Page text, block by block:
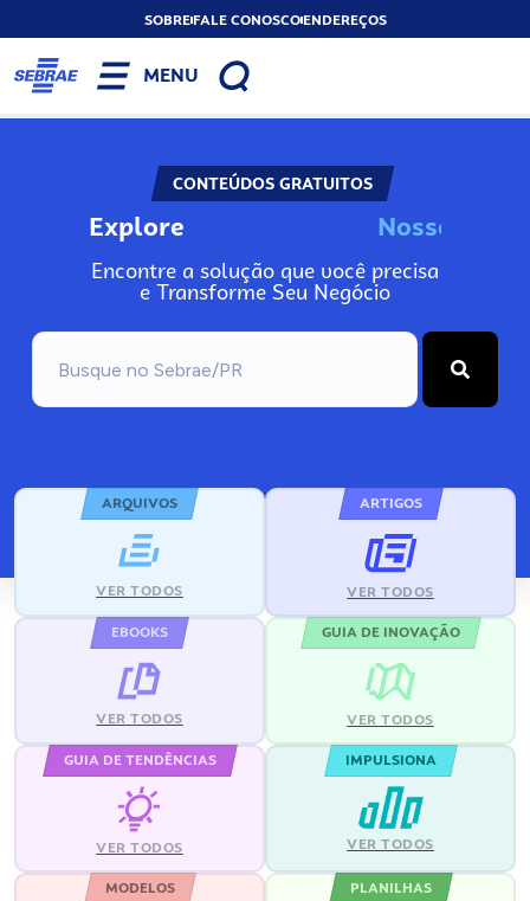
SOBREFALE CONOSCOENDEREÇOS
MENU
CONTEÚDOS GRATUITOS
Explore Nos
Encontre a solução que você precisa
e Transforme Seu Negócio
ARQUIVOS
VER TODOS
ARTIGOS
VER TODOS
EBOOKS
VER TODOS
GUIA DE INOVAÇÃO
VER TODOS
GUIA DE TENDÊNCIAS
VER TODOS
IMPULSIONA
VER TODOS
MODELOS PLANILHAS